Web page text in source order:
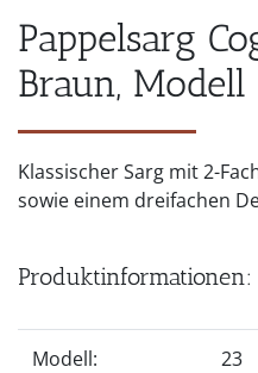
Pappelsarg
Braun, Modell
Klassischer Sarg mit 2-
sowie einem dreifachen
Produktinformationen:
Modell: 23